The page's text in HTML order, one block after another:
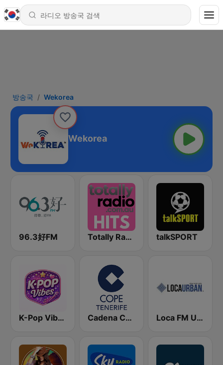
방송국 Wekorea
Wekorea
96.3好FM Totally Radio Hits talkSPORT
K-Pop Vibes Cadena COPE Tenerife Loca FM Urban